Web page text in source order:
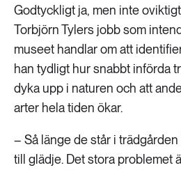
Godtyckligt ja, men inte
Torbjörn Tylers jobb som
museet handlar om att
han tydligt hur snabbt införda
dyka upp i naturen och att
arter hela tiden ökar.
– Så länge de står i
till glädje. Det stora problemet